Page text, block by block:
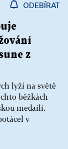
ODEBÍRAT
z
lyží na světě
běžkách
medaili.
v